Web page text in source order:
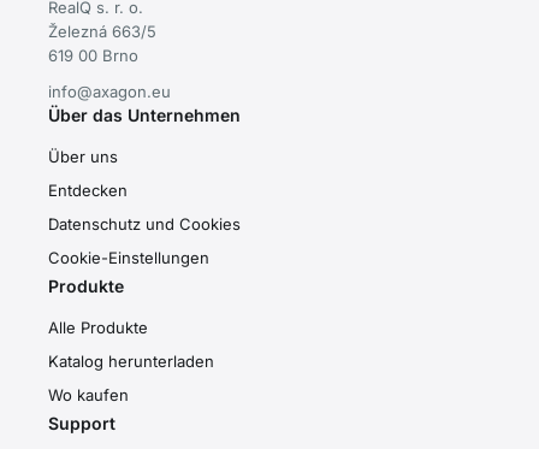
RealQ s. r. o.
Železná 663/5
619 00 Brno
info@axagon.eu
Über das Unternehmen
Über uns
Entdecken
Datenschutz und Cookies
Cookie-Einstellungen
Produkte
Alle Produkte
Katalog herunterladen
Wo kaufen
Support